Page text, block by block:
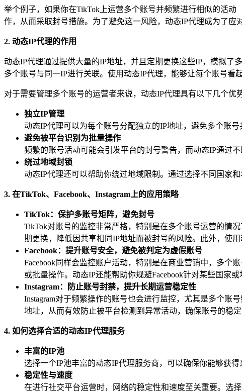
举个例子，如果你在TikTok上运营多个账号并频繁进行相似的活
作，从而采取封号措施。为了避免这一风险，动态IP代理成为了应
2. 动态IP代理的作用
动态IP代理通过提供大量的IP地址，并且定期更换这些IP，模拟
多个账号与同一IP进行关联。使用动态IP代理，能够让每个账号看
对于需要管理多个账号的运营者来说，动态IP代理具有以下几个优势
独立IP管理
动态IP代理可以为每个账号分配独立的IP地址，避免多个账号
避免被平台识别为批量操作
频繁的账号活动可能会引发平台的封号警告，而动态IP通过
绕过地域封锁
动态IP代理还可以帮助你绕过地域限制。通过选择不同国家
3. 在TikTok、Facebook、Instagram上的应用策略
TikTok：保护多账号矩阵，避免封号
TikTok对账号的监控非常严格，特别是在多个账号运营的情
期更换，降低因共享相同IP地址而被封号的风险。此外，使
Facebook：提升账号安全，避免被判定为虚假账号
Facebook同样会监控账户活动，特别是在商业营销中，多个
或批量操作。动态IP还能帮助你规避Facebook针对某些国家
Instagram：防止账号封禁，提升长期运营稳定性
Instagram对于频繁操作的账号也会进行监控，尤其是多个账
地址，从而有效防止被平台检测到异常活动，确保账号的稳定
4. 如何选择合适的动态IP代理服务
丰富的IP池
选择一个IP池丰富的动态IP代理服务商，可以确保你能够获
稳定性与速度
在进行社交平台运营时，网络的稳定性和速度至关重要。选